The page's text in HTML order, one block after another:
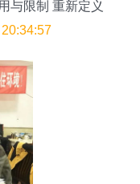
与限制 重新定义